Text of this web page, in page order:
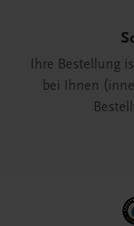
Ihre Bestellung
bei Ihnen